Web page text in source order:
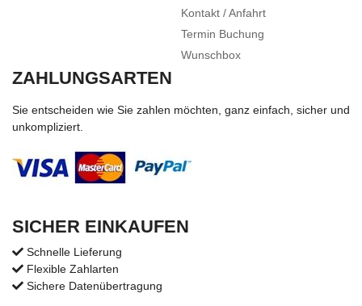
Kontakt / Anfahrt
Termin Buchung
Wunschbox
ZAHLUNGSARTEN
Sie entscheiden wie Sie zahlen möchten, ganz einfach, sicher und
unkompliziert.
SICHER EINKAUFEN
Schnelle Lieferung
Flexible Zahlarten
Sichere Datenübertragung